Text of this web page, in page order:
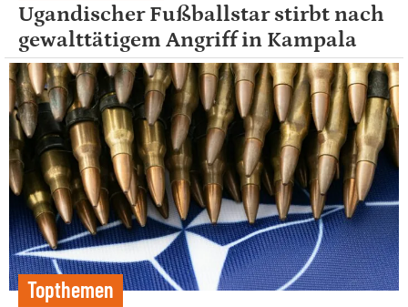
Ugandischer Fußballstar stirbt nach
gewalttätigem Angriff in Kampala
Topthemen